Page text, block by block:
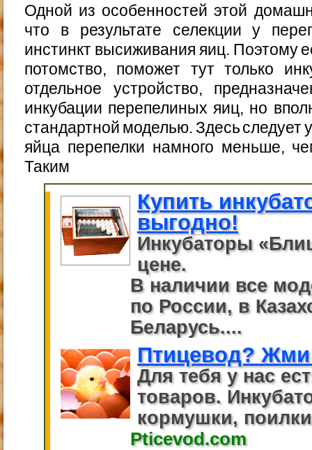
Одной из особенностей этой
что в результате селекции у
инстинкт высиживания яиц. Поэтому
потомство, поможет тут только
отдельное устройство,
инкубации перепелиных яиц, но
стандартной моделью. Здесь следует
яйца перепелки намного меньше,
Таким
Купить
выгодно!
Инкубаторы
цене.
В наличии все
по России, в
Беларусь....
Птицевод?
Для тебя у нас
товаров.
кормушки,
Pticevod.com